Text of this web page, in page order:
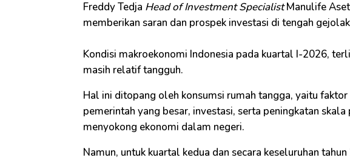
Freddy Tedja Head of Investment SpecialistManulife Aset
memberikan saran dan prospek investasi di tengah
Kondisi makroekonomi Indonesia pada kuartal I-2026,
masih relatif tangguh.
Hal ini ditopang oleh konsumsi rumah tangga, yaitu
pemerintah yang besar, investasi, serta peningkatan
menyokong ekonomi dalam negeri.
Namun, untuk kuartal kedua dan secara keseluruhan